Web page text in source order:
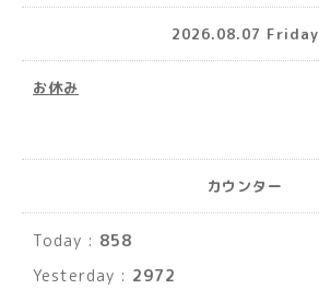
2026.08.07 Friday
お休み
カウンター
Today : 858
Yesterday : 2972